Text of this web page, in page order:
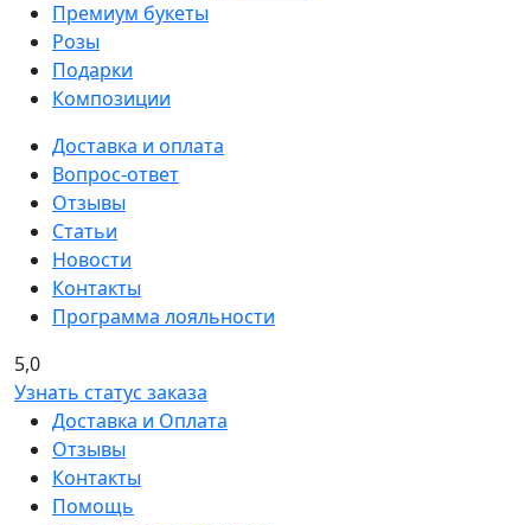
Премиум букеты
Розы
Подарки
Композиции
Доставка и оплата
Вопрос-ответ
Отзывы
Статьи
Новости
Контакты
Программа лояльности
5,0
Узнать статус заказа
Доставка и Оплата
Отзывы
Контакты
Помощь